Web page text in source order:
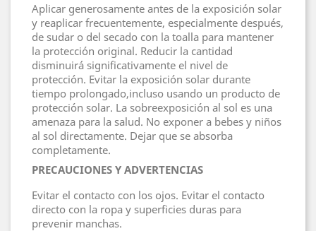
Aplicar generosamente antes de la exposición solar
y reaplicar frecuentemente, especialmente después,
de sudar o del secado con la toalla para mantener
la protección original. Reducir la cantidad
disminuirá significativamente el nivel de
protección. Evitar la exposición solar durante
tiempo prolongado,incluso usando un producto de
protección solar. La sobreexposición al sol es una
amenaza para la salud. No exponer a bebes y niños
al sol directamente. Dejar que se absorba
completamente.
PRECAUCIONES Y ADVERTENCIAS
Evitar el contacto con los ojos. Evitar el contacto
directo con la ropa y superficies duras para
prevenir manchas.